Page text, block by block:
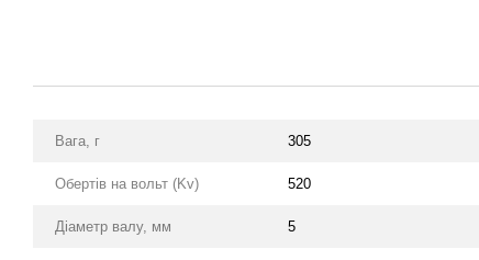
Вага, г 305
Обертів на вольт (Kv) 520
Діаметр валу, мм 5